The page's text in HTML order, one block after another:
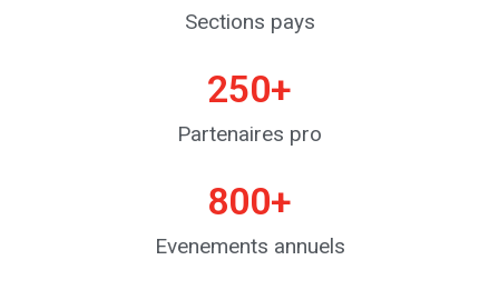
Sections pays
250+
Partenaires pro
800+
Evenements annuels